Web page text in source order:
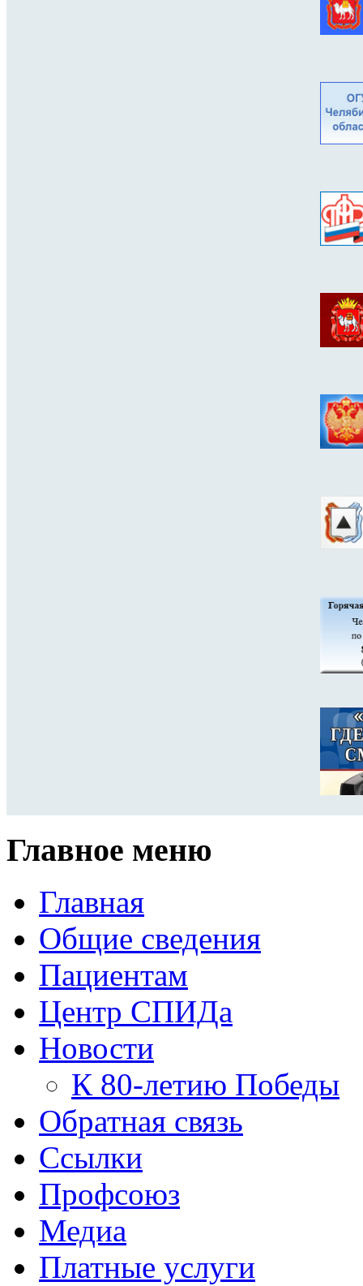
Главное меню
Главная
Общие сведения
Пациентам
Центр СПИДа
Новости
К 80-летию Победы
Обратная связь
Ссылки
Профсоюз
Медиа
Платные услуги